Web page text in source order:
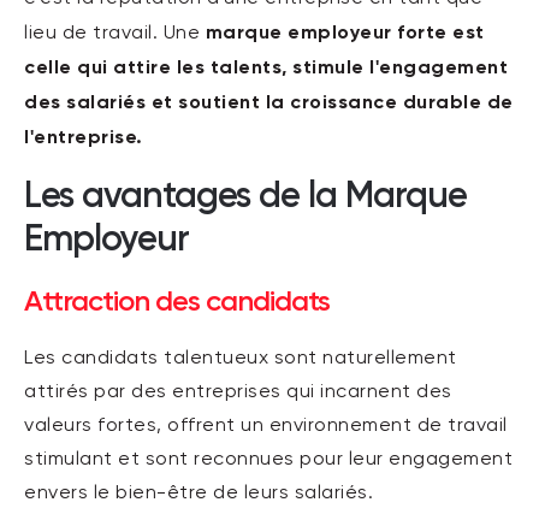
lieu de travail. Une marque employeur forte est
celle qui attire les talents, stimule l'engagement
des salariés et soutient la croissance durable de
l'entreprise.
Les avantages de la Marque
Employeur
Attraction des candidats
Les candidats talentueux sont naturellement
attirés par des entreprises qui incarnent des
valeurs fortes, offrent un environnement de travail
stimulant et sont reconnues pour leur engagement
envers le bien-être de leurs salariés.